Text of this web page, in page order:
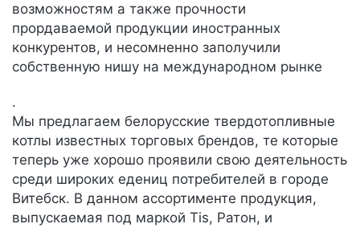
возможностям а также прочности
прордаваемой продукции иностранных
конкурентов, и несомненно заполучили
собственную нишу на международном рынке
.
Мы предлагаем белорусские твердотопливные
котлы известных торговых брендов, те которые
теперь уже хорошо проявили свою деятельность
среди широких едениц потребителей в городе
Витебск. В данном ассортименте продукция,
выпускаемая под маркой Tis, Ратон, и